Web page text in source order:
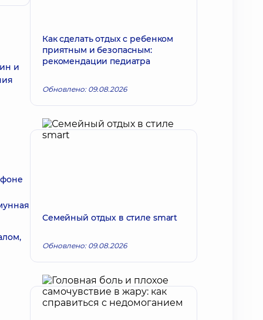
и
Как сделать отдых с ребенком
приятным и безопасным:
рекомендации педиатра
Обновлено: 09.08.2026
Семейный отдых в стиле smart
Обновлено: 09.08.2026